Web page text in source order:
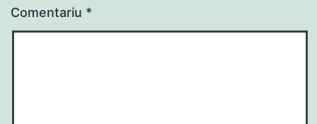
Comentariu *